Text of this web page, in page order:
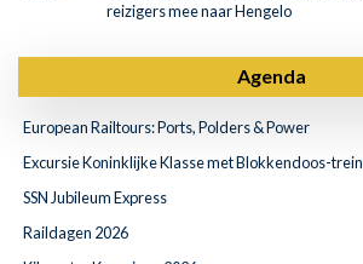
reizigers mee naar Hengelo
Agenda
European Railtours: Ports, Polders & Power
Excursie Koninklijke Klasse met Blokkendoos-trein
SSN Jubileum Express
Raildagen 2026